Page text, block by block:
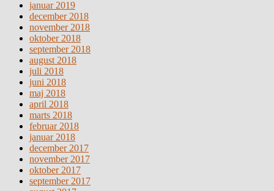
januar 2019
december 2018
november 2018
oktober 2018
september 2018
august 2018
juli 2018
juni 2018
maj 2018
april 2018
marts 2018
februar 2018
januar 2018
december 2017
november 2017
oktober 2017
september 2017